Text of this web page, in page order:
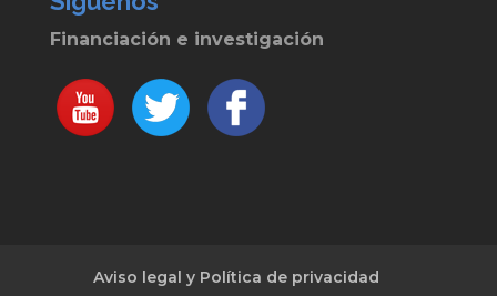
Financiación e investigación
Aviso legal y Política de privacidad